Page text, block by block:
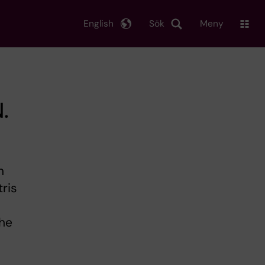
Sök
English Meny